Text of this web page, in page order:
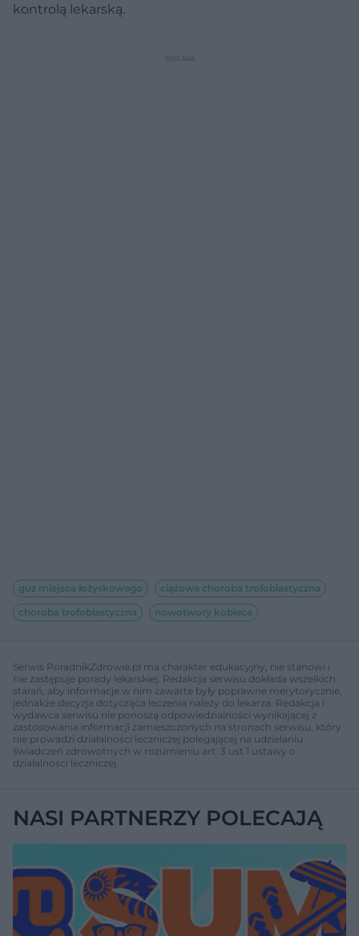
kontrolą lekarską.
guz miejsca łożyskowego
ciążowa choroba trofoblastyczna
choroba trofoblastyczna
nowotwory kobiece
Serwis PoradnikZdrowie.pl ma charakter edukacyjny, nie stanowi i
nie zastępuje porady lekarskiej. Redakcja serwisu dokłada wszelkich
starań, aby informacje w nim zawarte były poprawne merytorycznie,
jednakże decyzja dotycząca leczenia należy do lekarza. Redakcja i
wydawca serwisu nie ponoszą odpowiedzialności wynikającej z
zastosowania informacji zamieszczonych na stronach serwisu, który
nie prowadzi działalności leczniczej polegającej na udzielaniu
świadczeń zdrowotnych w rozumieniu art. 3 ust 1 ustawy o
działalności leczniczej.
NASI PARTNERZY POLECAJĄ